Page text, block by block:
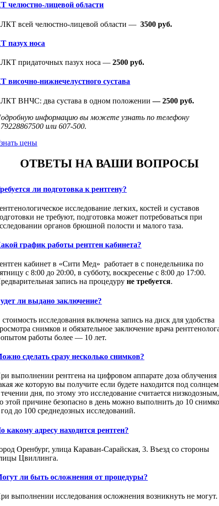
челюстно-лицевой области
всей челюстно-лицевой области — 3500 руб.
пазух носа
придаточных пазух носа —2500 руб.
височно-нижнечелустного сустава
ВНЧС: два сустава в одном положении — 2500 руб.
информацию вы можете узнать по телефону
или 607-500.
цены
ОТВЕТЫ НА ВАШИ ВОПРОСЫ
ли подготовка к рентгену?
исследование легких, костей и суставов
не требуют, подготовка может потребоваться при
органов брюшной полости и малого таза.
график работы рентген кабинета?
кабинет в «Сити Мед» работает в с понедельника по
с 8:00 до 20:00, в субботу, воскресенье с 8:00 до 17:00.
запись на процедуруне требуется.
ли выдано заключение?
исследования включена запись на диск для удобства
снимков и обязательное заключение врача
опытом работы более — 10 лет.
сделать сразу несколько снимков?
выполнении рентгена на цифровом аппарате доза облучения
же которую вы получите если будете находится под солнцем
дня, по этому это исследование считается низкодозным,
этой причине безопасно в день можно выполнить до 10
до 100 среднедозных исследований.
какому адресу находится рентген?
Оренбург, улица Караван-Сарайская, 3. Въезд со стороны
Цвиллинга.
ли быть осложнения от процедуры?
выполнении исследования осложнения возникнуть не могут.